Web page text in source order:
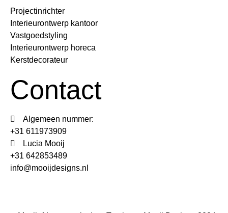
Projectinrichter
Interieurontwerp kantoor
Vastgoedstyling
Interieurontwerp horeca
Kerstdecorateur
Contact
Algemeen nummer:
+31 611973909
Lucia Mooij
+31 642853489
info@mooijdesigns.nl